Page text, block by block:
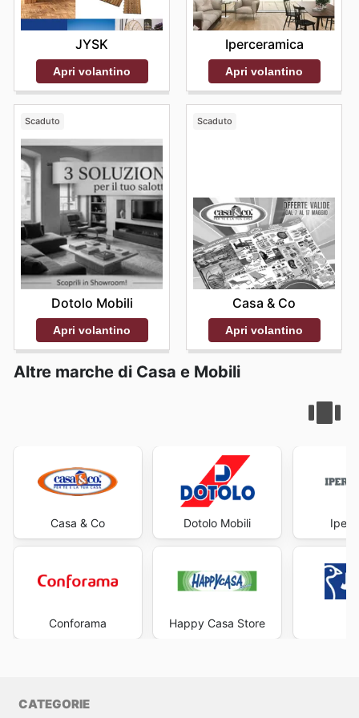
JYSK
Apri volantino
Iperceramica
Apri volantino
Scaduto
Dotolo Mobili
Apri volantino
Scaduto
Casa & Co
Apri volantino
Altre marche di Casa e Mobili
Casa & Co
Conforama
Dotolo Mobili
Happy Casa Store
CATEGORIE